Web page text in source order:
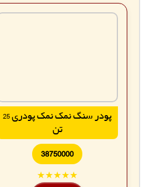
پودر سنگ نمک نمک پودری 25
تن
38750000
★★★★★